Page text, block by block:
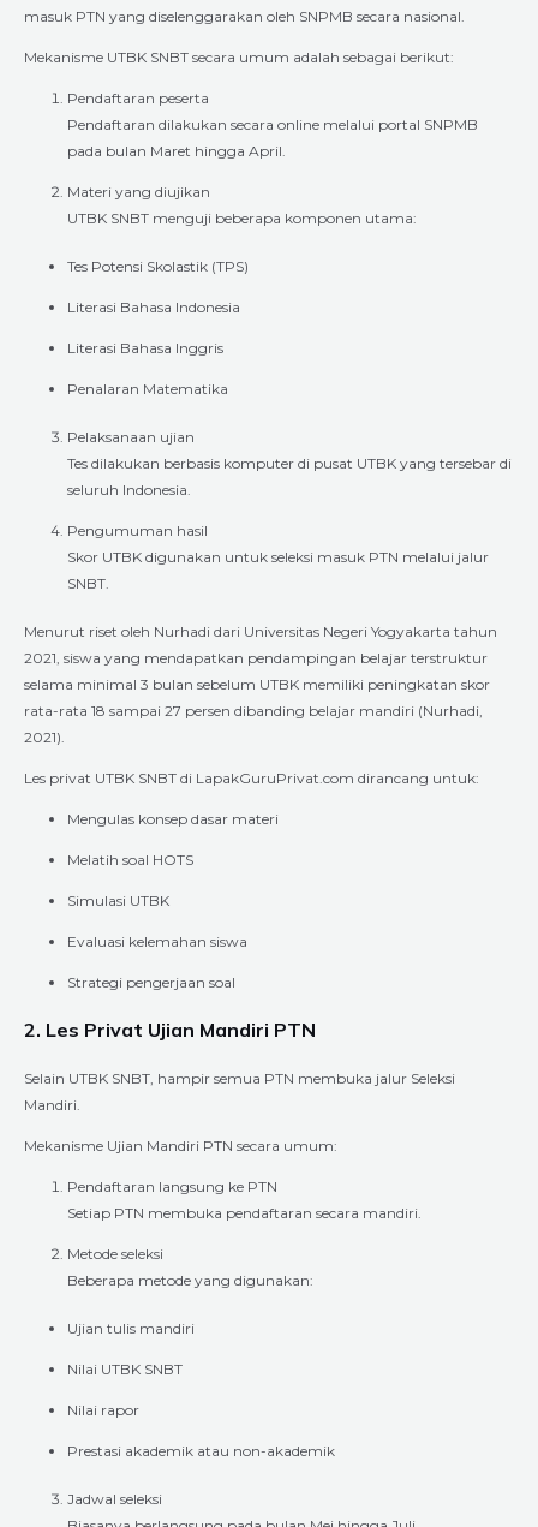
masuk PTN yang diselenggarakan oleh SNPMB secara nasional.
Mekanisme UTBK SNBT secara umum adalah sebagai berikut:
Pendaftaran peserta
Pendaftaran dilakukan secara online melalui portal SNPMB
pada bulan Maret hingga April.
Materi yang diujikan
UTBK SNBT menguji beberapa komponen utama:
Tes Potensi Skolastik (TPS)
Literasi Bahasa Indonesia
Literasi Bahasa Inggris
Penalaran Matematika
Pelaksanaan ujian
Tes dilakukan berbasis komputer di pusat UTBK yang tersebar di
seluruh Indonesia.
Pengumuman hasil
Skor UTBK digunakan untuk seleksi masuk PTN melalui jalur
SNBT.
Menurut riset oleh Nurhadi dari Universitas Negeri Yogyakarta tahun
2021, siswa yang mendapatkan pendampingan belajar terstruktur
selama minimal 3 bulan sebelum UTBK memiliki peningkatan skor
rata-rata 18 sampai 27 persen dibanding belajar mandiri (Nurhadi,
2021).
Les privat UTBK SNBT di LapakGuruPrivat.com dirancang untuk:
Mengulas konsep dasar materi
Melatih soal HOTS
Simulasi UTBK
Evaluasi kelemahan siswa
Strategi pengerjaan soal
2. Les Privat Ujian Mandiri PTN
Selain UTBK SNBT, hampir semua PTN membuka jalur Seleksi
Mandiri.
Mekanisme Ujian Mandiri PTN secara umum:
Pendaftaran langsung ke PTN
Setiap PTN membuka pendaftaran secara mandiri.
Metode seleksi
Beberapa metode yang digunakan:
Ujian tulis mandiri
Nilai UTBK SNBT
Nilai rapor
Prestasi akademik atau non-akademik
Jadwal seleksi